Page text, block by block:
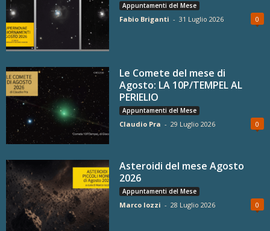
Appuntamenti del Mese
Fabio Briganti - 31 Luglio 2026 0
Le Comete del mese di
Agosto: LA 10P/TEMPEL AL
PERIELIO
Appuntamenti del Mese
Claudio Pra - 29 Luglio 2026 0
Asteroidi del mese Agosto
2026
Appuntamenti del Mese
Marco Iozzi - 28 Luglio 2026 0